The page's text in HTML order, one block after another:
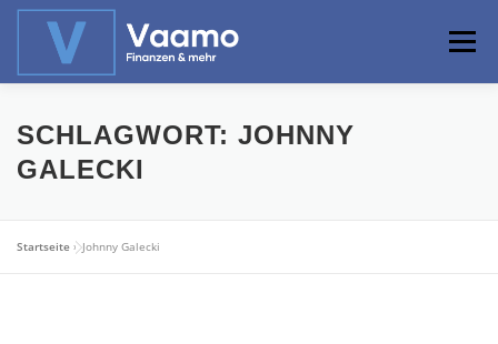
Zum
Menü
ABOUT ONLINE-RECHNER BASISWISSEN
SCHLAGWORT: JOHNNY
GALECKI
Startseite »Johnny Galecki